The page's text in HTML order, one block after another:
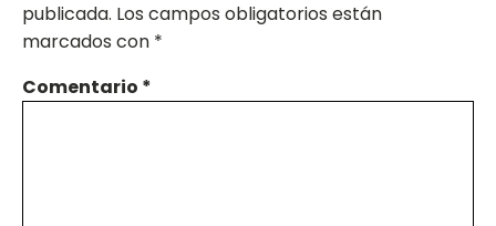
publicada. Los campos obligatorios están
marcados con *
Comentario *